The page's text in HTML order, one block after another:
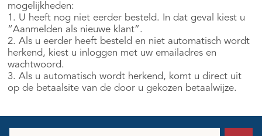
mogelijkheden:
1. U heeft nog niet eerder besteld. In dat geval kiest u
“Aanmelden als nieuwe klant”.
2. Als u eerder heeft besteld en niet automatisch wordt
herkend, kiest u inloggen met uw emailadres en
wachtwoord.
3. Als u automatisch wordt herkend, komt u direct uit
op de betaalsite van de door u gekozen betaalwijze.